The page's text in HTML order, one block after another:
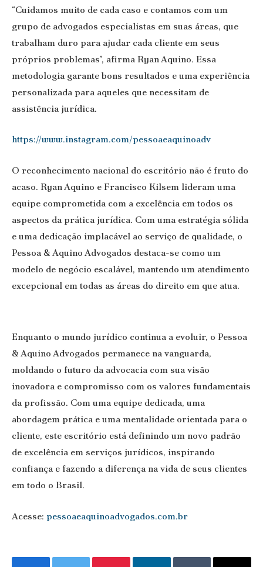
“Cuidamos muito de cada caso e contamos com um
grupo de advogados especialistas em suas áreas, que
trabalham duro para ajudar cada cliente em seus
próprios problemas”, afirma Ryan Aquino. Essa
metodologia garante bons resultados e uma experiência
personalizada para aqueles que necessitam de
assistência jurídica.
https://www.instagram.com/pessoaeaquinoadv
O reconhecimento nacional do escritório não é fruto do
acaso. Ryan Aquino e Francisco Kilsem lideram uma
equipe comprometida com a excelência em todos os
aspectos da prática jurídica. Com uma estratégia sólida
e uma dedicação implacável ao serviço de qualidade, o
Pessoa & Aquino Advogados destaca-se como um
modelo de negócio escalável, mantendo um atendimento
excepcional em todas as áreas do direito em que atua.
Enquanto o mundo jurídico continua a evoluir, o Pessoa
& Aquino Advogados permanece na vanguarda,
moldando o futuro da advocacia com sua visão
inovadora e compromisso com os valores fundamentais
da profissão. Com uma equipe dedicada, uma
abordagem prática e uma mentalidade orientada para o
cliente, este escritório está definindo um novo padrão
de excelência em serviços jurídicos, inspirando
confiança e fazendo a diferença na vida de seus clientes
em todo o Brasil.
Acesse: pessoaeaquinoadvogados.com.br